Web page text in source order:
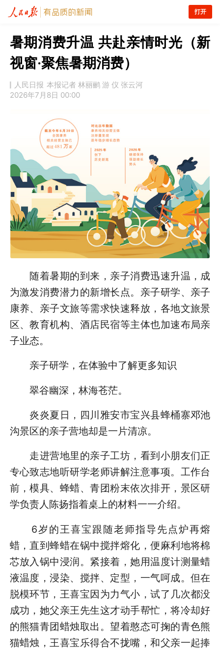
打开
暑期消费升温 共赴亲情时光（新
视窗·聚焦暑期消费）
人民日报 本报记者 林丽鹂 游 仪 张云河
2026年7月8日 00:00
随着暑期的到来，亲子消费迅速升温，成
为激发消费潜力的新增长点。亲子研学、亲子
康养、亲子文旅等需求快速释放，各地文旅景
区、教育机构、酒店民宿等主体也加速布局亲
子业态。
亲子研学，在体验中了解更多知识
翠谷幽深，林海苍茫。
炎炎夏日，四川雅安市宝兴县蜂桶寨邓池
沟景区的亲子营地却是一片清凉。
走进营地里的亲子工坊，看到小朋友们正
专心致志地听研学老师讲解注意事项。工作台
前，模具、蜂蜡、青团粉末依次排开，景区研
学负责人陈扬指着桌上的材料一一介绍。
6岁的王喜宝跟随老师指导先点炉再熔
蜡，直到蜂蜡在锅中搅拌熔化，便麻利地将棉
芯放入锅中浸润。紧接着，她用温度计测量蜡
液温度，浸染、搅拌、定型，一气呵成。但在
脱模环节，王喜宝因为力气小，试了几次都没
成功，她父亲王先生这才动手帮忙，将冷却好
的熊猫青团蜡烛取出。望着憨态可掬的青色熊
猫蜡烛，王喜宝乐得合不拢嘴，和父亲一起捧